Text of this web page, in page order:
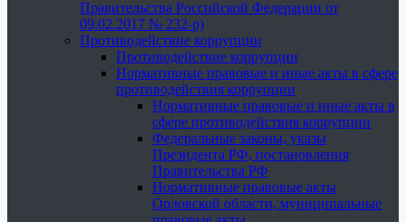
Правительства Российской Федерации от
09.02.2017 № 232-р)
Противодействие коррупции
Противодействие коррупции
Нормативные правовые и иные акты в сфере
противодействия коррупции
Нормативные правовые и иные акты в
сфере противодействия коррупции
Федеральные законы, указы
Президента РФ, постановления
Правительства РФ
Нормативные правовые акты
Орловской области, муниципальные